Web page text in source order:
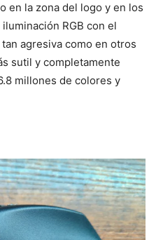
en la zona del logo y en los
RGB con el
agresiva como en otros
sutil y completamente
millones de colores y